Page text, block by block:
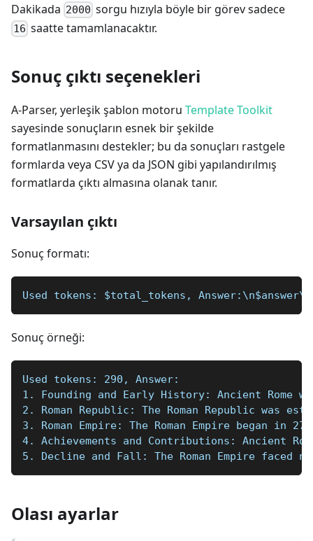
Dakikada 2000 sorgu hızıyla böyle bir görev sadece
16 saatte tamamlanacaktır.
Sonuç çıktı seçenekleri
A-Parser, yerleşik şablon motoru Template Toolkit
sayesinde sonuçların esnek bir şekilde
formatlanmasını destekler; bu da sonuçları rastgele
formlarda veya CSV ya da JSON gibi yapılandırılmış
formatlarda çıktı almasına olanak tanır.
Varsayılan çıktı
Sonuç formatı:
Used tokens: $total_tokens, Answer:\n$answer\n
Sonuç örneği:
Used tokens: 290, Answer:
1. Founding and Early History: Ancient Rome
2. Roman Republic: The Roman Republic was
3. Roman Empire: The Roman Empire began
4. Achievements and Contributions: Ancient
5. Decline and Fall: The Roman Empire
Olası ayarlar